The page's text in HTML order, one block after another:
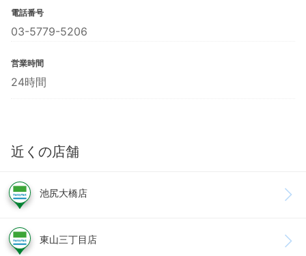
電話番号
03-5779-5206
営業時間
24時間
近くの店舗
池尻大橋店
東山三丁目店